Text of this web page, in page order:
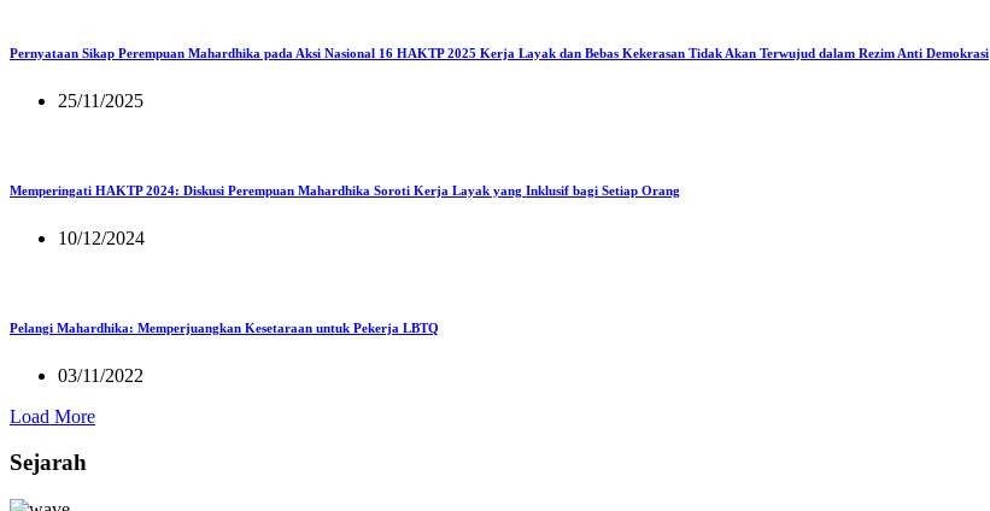
Pernyataan Sikap Perempuan Mahardhika pada Aksi Nasional 16 HAKTP 2025 Kerja Layak dan Bebas Kekerasan Tidak Akan Terwujud dalam Rezim Anti Demokrasi
25/11/2025
Memperingati HAKTP 2024: Diskusi Perempuan Mahardhika Soroti Kerja Layak yang Inklusif bagi Setiap Orang
10/12/2024
Pelangi Mahardhika: Memperjuangkan Kesetaraan untuk Pekerja LBTQ
03/11/2022
Load More
Sejarah